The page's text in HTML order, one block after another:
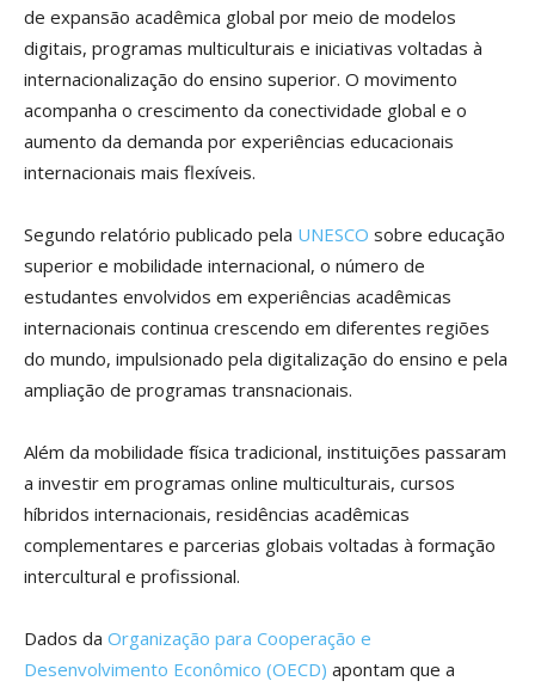
de expansão acadêmica global por meio de modelos
digitais, programas multiculturais e iniciativas voltadas à
internacionalização do ensino superior. O movimento
acompanha o crescimento da conectividade global e o
aumento da demanda por experiências educacionais
internacionais mais flexíveis.
Segundo relatório publicado pela UNESCO sobre educação
superior e mobilidade internacional, o número de
estudantes envolvidos em experiências acadêmicas
internacionais continua crescendo em diferentes regiões
do mundo, impulsionado pela digitalização do ensino e pela
ampliação de programas transnacionais.
Além da mobilidade física tradicional, instituições passaram
a investir em programas online multiculturais, cursos
híbridos internacionais, residências acadêmicas
complementares e parcerias globais voltadas à formação
intercultural e profissional.
Dados da Organização para Cooperação e
Desenvolvimento Econômico (OECD) apontam que a